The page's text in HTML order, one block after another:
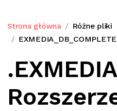
Strona główna
Różne pliki